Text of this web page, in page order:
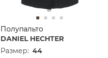
Полупальто
DANIEL HECHTER
Размер: 44